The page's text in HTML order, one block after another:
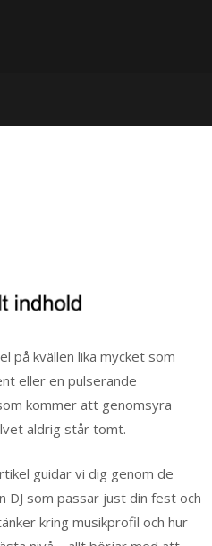
på kvällen lika mycket som
eller en pulserande
kommer att genomsyra
aldrig står tomt.
guidar vi dig genom de
som passar just din fest och
kring musikprofil och hur